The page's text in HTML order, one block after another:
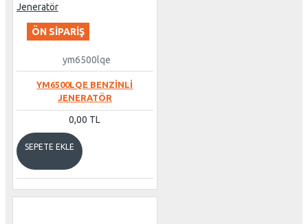
ÖN SIPARIŞ
ym6500lqe
YM6500LQE BENZINLI
JENERATÖR
0,00 TL
SEPETE EKLE